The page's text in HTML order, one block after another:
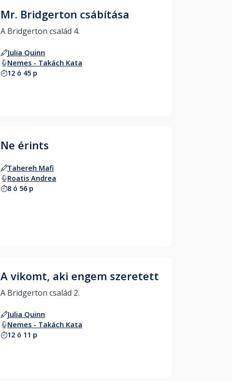
Mr. Bridgerton csábítása
Julia Quinn
Nemes - Takách Kata
12 ó 45 p
Ne érints
Tahereh Mafi
Roatis Andrea
8 ó 56 p
A vikomt, aki engem szeretett
Julia Quinn
Nemes - Takách Kata
12 ó 11 p